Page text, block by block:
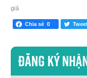
giá
Chia sẻ 0
Đăng ký